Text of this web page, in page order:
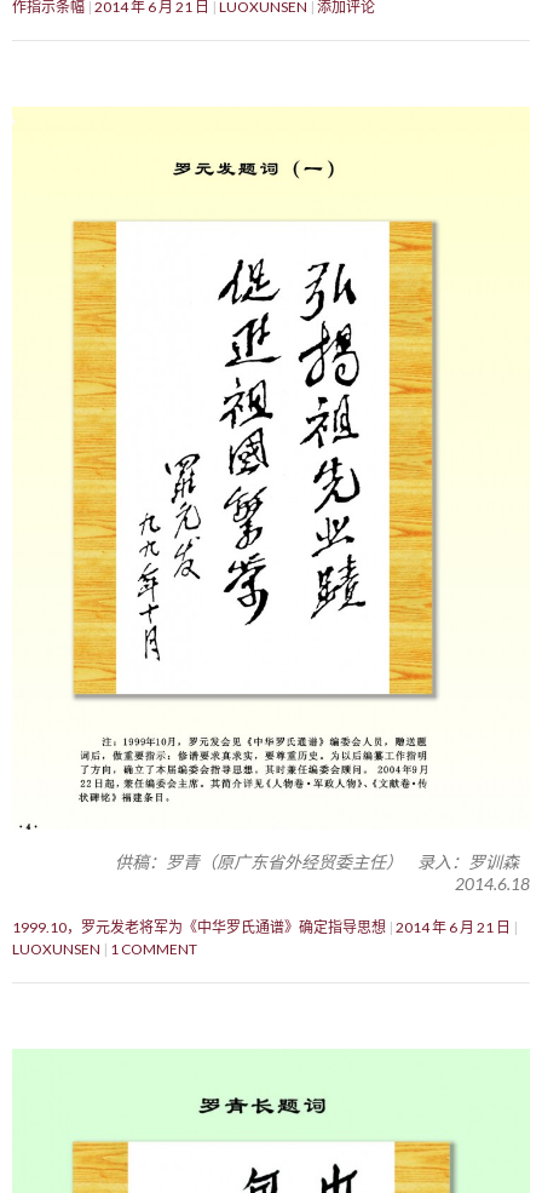
作指示条幅 2014 年 6 月 21 日 LUOXUNSEN 添加评论
供稿：罗青（原广东省外经贸委主任） 录入：罗训森
2014.6.18
1999.10，罗元发老将军为《中华罗氏通谱》确定指导思想 2014 年 6 月 21 日
LUOXUNSEN
1 COMMENT